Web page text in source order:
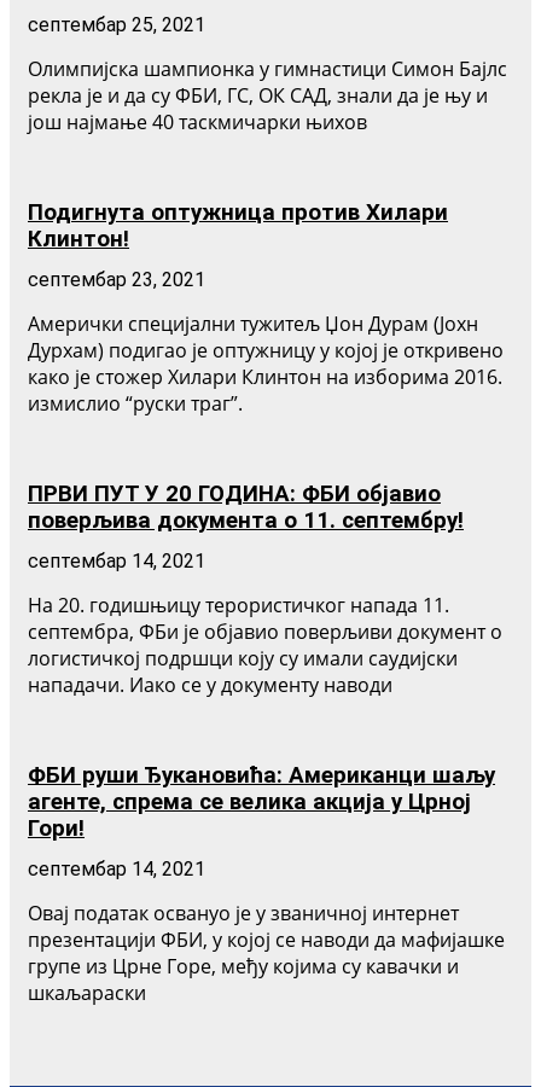
септембар 25, 2021
Олимпијска шампионка у гимнастици Симон Бајлс
рекла је и да су ФБИ, ГС, ОК САД, знали да је њу и
још најмање 40 таскмичарки њихов
Подигнута оптужница против Хилари
Клинтон!
септембар 23, 2021
Амерички специјални тужитељ Џон Дурам (Јохн
Дурхам) подигао је оптужницу у којој је откривено
како је стожер Хилари Клинтон на изборима 2016.
измислио “руски траг”.
ПРВИ ПУТ У 20 ГОДИНА: ФБИ објавио
поверљива документа о 11. септембру!
септембар 14, 2021
На 20. годишњицу терористичког напада 11.
септембра, ФБи је објавио поверљиви документ о
логистичкој подршци коју су имали саудијски
нападачи. Иако се у документу наводи
ФБИ руши Ђукановића: Американци шаљу
агенте, спрема се велика акција у Црној
Гори!
септембар 14, 2021
Овај податак освануо је у званичној интернет
презентацији ФБИ, у којој се наводи да мафијашке
групе из Црне Горе, међу којима су кавачки и
шкаљараски